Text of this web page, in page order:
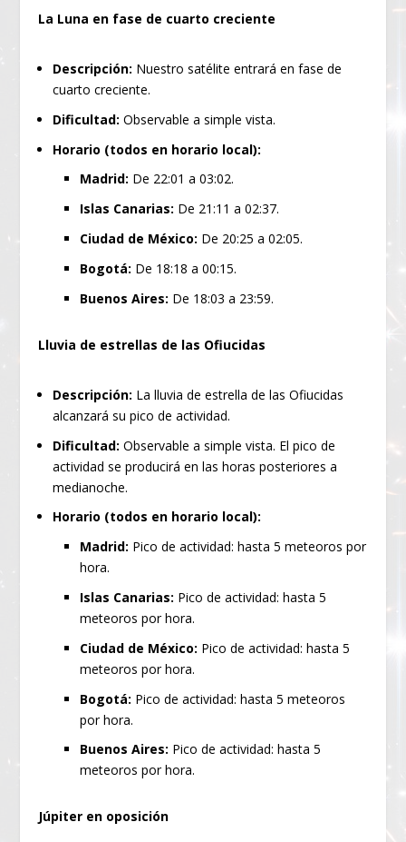
La Luna en fase de cuarto creciente
Descripción: Nuestro satélite entrará en fase de
cuarto creciente.
Dificultad:Observable a simple vista.
Horario (todos en horario local):
Madrid: De 22:01 a 03:02.
Islas Canarias: De 21:11 a 02:37.
Ciudad de México: De 20:25 a 02:05.
Bogotá: De 18:18 a 00:15.
Buenos Aires: De 18:03 a 23:59.
Lluvia de estrellas de las Ofiucidas
Descripción: La lluvia de estrella de las Ofiucidas
alcanzará su pico de actividad.
Dificultad:Observable a simple vista. El pico de
actividad se producirá en las horas posteriores a
medianoche.
Horario (todos en horario local):
Madrid: Pico de actividad: hasta 5 meteoros por
hora.
Islas Canarias: Pico de actividad: hasta 5
meteoros por hora.
Ciudad de México: Pico de actividad: hasta 5
meteoros por hora.
Bogotá: Pico de actividad: hasta 5 meteoros
por hora.
Buenos Aires: Pico de actividad: hasta 5
meteoros por hora.
Júpiter en oposición